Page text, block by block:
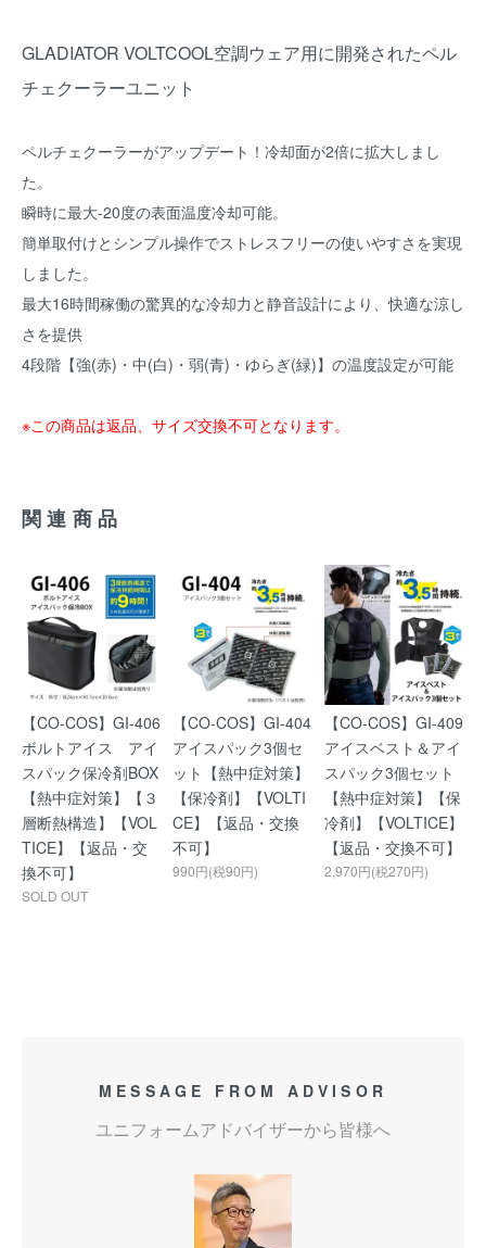
GLADIATOR VOLTCOOL空調ウェア用に開発されたペル
チェクーラーユニット
ペルチェクーラーがアップデート！冷却面が2倍に拡大しまし
た。
瞬時に最大-20度の表面温度冷却可能。
簡単取付けとシンプル操作でストレスフリーの使いやすさを実現
しました。
最大16時間稼働の驚異的な冷却力と静音設計により、快適な涼し
さを提供
4段階【強(赤)・中(白)・弱(青)・ゆらぎ(緑)】の温度設定が可能
※この商品は返品、サイズ交換不可となります。
関連商品
【CO-COS】GI-406
ボルトアイス アイ
スパック保冷剤BOX
【熱中症対策】【３
層断熱構造】【VOL
TICE】【返品・交
換不可】
SOLD OUT
【CO-COS】GI-404
アイスパック3個セ
ット【熱中症対策】
【保冷剤】【VOLTI
CE】【返品・交換
不可】
990円(税90円)
【CO-COS】GI-409
アイスベスト＆アイ
スパック3個セット
【熱中症対策】【保
冷剤】【VOLTICE】
【返品・交換不可】
2,970円(税270円)
MESSAGE FROM ADVISOR
ユニフォームアドバイザーから皆様へ